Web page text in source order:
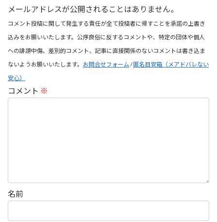
メールアドレスが公開されることはありません。
コメント投稿に関して発生する責任が全て投稿者に帰すことを承諾の上書き
込みをお願いいたします。公序良俗に反するコメントや、特定の団体や個人
への誹謗中傷、差別的コメント、記事に直接関係のないコメントは書き込ま
ないようお願いいたします。 お問合せフォーム /匿名目安箱（メアドバレない
安心）
コメント ※
名前